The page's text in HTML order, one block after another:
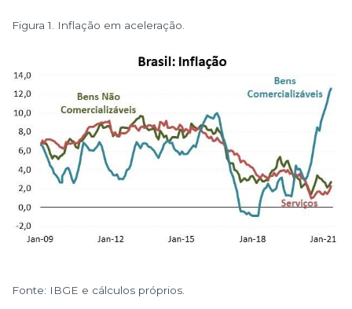
Figura 1. Inflação em aceleração.
Fonte: IBGE e cálculos próprios.